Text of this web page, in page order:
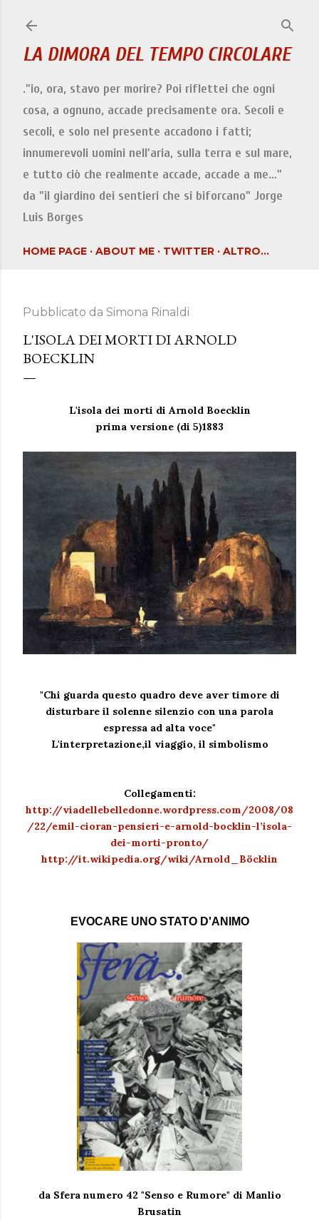
LA DIMORA DEL TEMPO CIRCOLARE
."io, ora, stavo per morire? Poi riflettei che ogni
cosa, a ognuno, accade precisamente ora. Secoli e
secoli, e solo nel presente accadono i fatti;
innumerevoli uomini nell'aria, sulla terra e sul mare,
e tutto ciò che realmente accade, accade a me…"
da "il giardino dei sentieri che si biforcano" Jorge
Luis Borges
HOME PAGE ABOUT ME TWITTER ALTRO…
Pubblicato da Simona Rinaldi
L'ISOLA DEI MORTI DI ARNOLD
BOECKLIN
L'isola dei morti di Arnold Boecklin
prima versione (di 5)1883
"Chi guarda questo quadro deve aver timore di
disturbare il solenne silenzio con una parola
espressa ad alta voce"
L'interpretazione,il viaggio, il simbolismo
Collegamenti:
http://viadellebelledonne.wordpress.com/2008/08
/22/emil-cioran-pensieri-e-arnold-bocklin-l’isola-
dei-morti-pronto/
http://it.wikipedia.org/wiki/Arnold_Böcklin
EVOCARE UNO STATO D'ANIMO
da Sfera numero 42 "Senso e Rumore" di Manlio
Brusatin